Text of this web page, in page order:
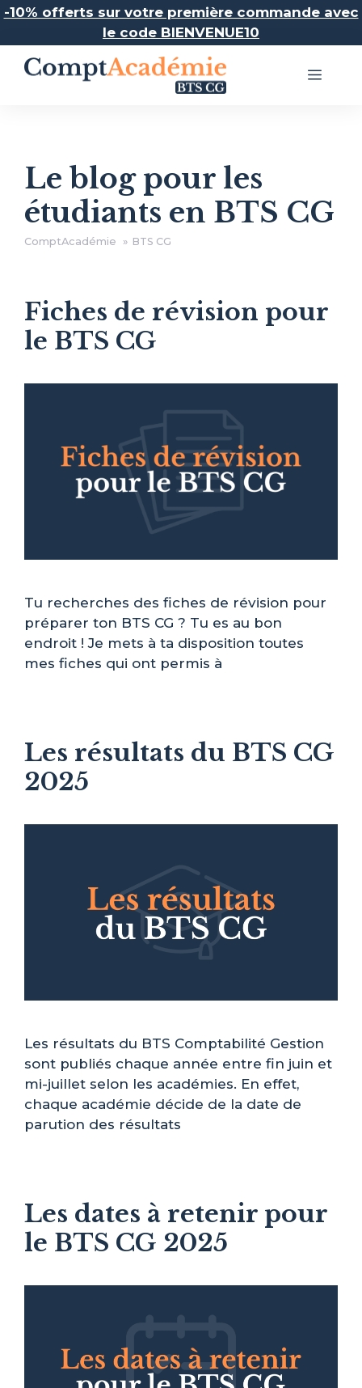
Aller
contenu
-10% offerts sur votre première commande avec
le code BIENVENUE10
Menu
Le blog pour les
étudiants en BTS CG
ComptAcadémie BTS CG
Fiches de révision pour
le BTS CG
Tu recherches des fiches de révision pour
préparer ton BTS CG ? Tu es au bon
endroit ! Je mets à ta disposition toutes
mes fiches qui ont permis à
Les résultats du BTS CG
2025
Les résultats du BTS Comptabilité Gestion
sont publiés chaque année entre fin juin et
mi-juillet selon les académies. En effet,
chaque académie décide de la date de
parution des résultats
Les dates à retenir pour
le BTS CG 2025